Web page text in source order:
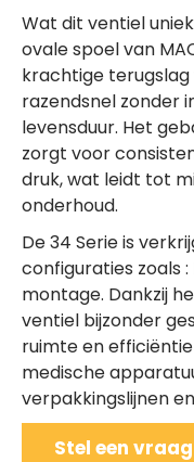
Wat dit ventiel
ovale spoel van
krachtige
razendsnel zonder
levensduur. Het
zorgt voor
druk, wat leidt tot
onderhoud.
De 34 Serie is
configuraties zoals
montage. Dankzij
ventiel bijzonder
ruimte en efficiëntie
medische
verpakkingslijnen
Stel een